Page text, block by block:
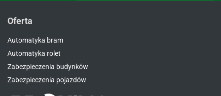
Oferta
Automatyka bram
Automatyka rolet
Zabezpieczenia budynków
Zabezpieczenia pojazdów